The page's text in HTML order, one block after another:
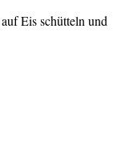
Eis schütteln und